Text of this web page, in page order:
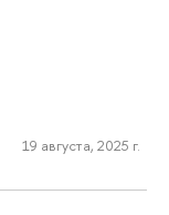
19 августа, 2025 г.